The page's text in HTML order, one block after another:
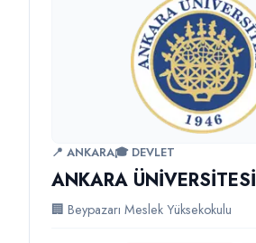
📍 ANKARA🎓 DEVLET
ANKARA ÜNİVERSİTESİ
🏢 Beypazarı Meslek Yüksekokulu